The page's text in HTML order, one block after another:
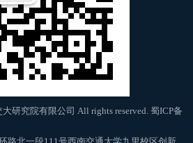
研究院有限公司 All rights reserved.蜀ICP备